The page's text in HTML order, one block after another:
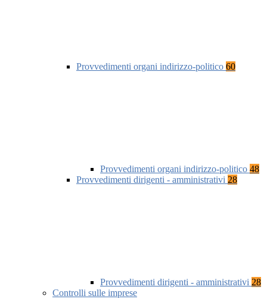
Provvedimenti organi indirizzo-politico 60
Provvedimenti organi indirizzo-politico 48
Provvedimenti dirigenti - amministrativi 28
Provvedimenti dirigenti - amministrativi 28
Controlli sulle imprese